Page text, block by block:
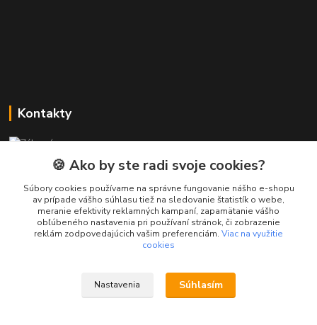
Kontakty
+421 911 010 560
Po-Pia, 13-17 hod.
info@presmartfon.sk
🍪 Ako by ste radi svoje cookies?
Súbory cookies používame na správne fungovanie nášho e-shopu
av prípade vášho súhlasu tiež na sledovanie štatistík o webe,
meranie efektivity reklamných kampaní, zapamätanie vášho
obľúbeného nastavenia pri používaní stránok, či zobrazenie
reklám zodpovedajúcich vašim preferenciám. Viac na využitie
cookies
Nastavenia Súhlasím